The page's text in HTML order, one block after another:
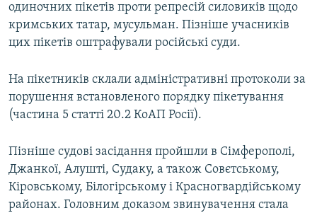
одиночних пікетів проти репресій силовиків щодо
кримських татар, мусульман. Пізніше учасників
цих пікетів оштрафували російські суди.
На пікетників склали адміністративні протоколи за
порушення встановленого порядку пікетування
(частина 5 статті 20.2 КоАП Росії).
Пізніше судові засідання пройшли в Сімферополі,
Джанкої, Алушті, Судаку, а також Совєтському,
Кіровському, Білогірському і Красногвардійському
районах. Головним доказом звинувачення стала